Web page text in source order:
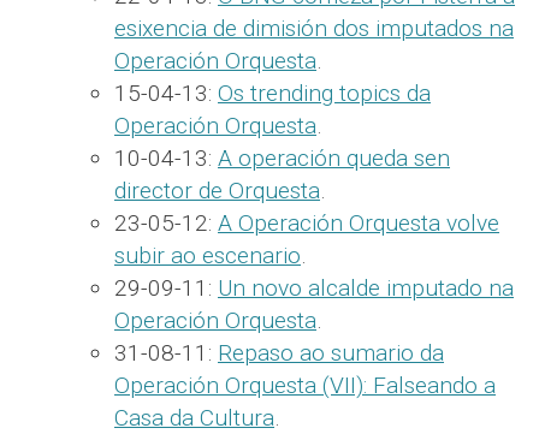
esixencia de dimisión dos imputados na
Operación Orquesta.
15-04-13: Os trending topics da
Operación Orquesta.
10-04-13: A operación queda sen
director de Orquesta.
23-05-12: A Operación Orquesta volve
subir ao escenario.
29-09-11: Un novo alcalde imputado na
Operación Orquesta.
31-08-11: Repaso ao sumario da
Operación Orquesta (VII): Falseando a
Casa da Cultura.